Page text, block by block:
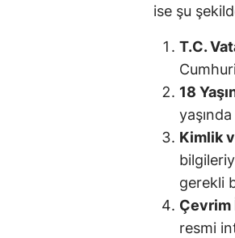
ise şu
T.C.
18
yaşında
Kimlik
gerekli
Çevrim
resmi